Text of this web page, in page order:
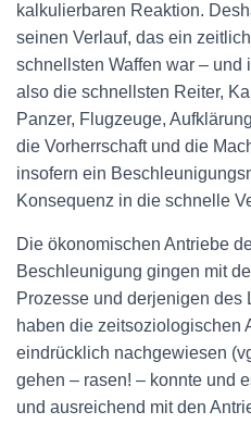
kalkulierbaren Reaktion.
seinen Verlauf, das ein
schnellsten Waffen war – und
also die schnellsten Reiter,
Panzer, Flugzeuge,
die Vorherrschaft und die
insofern ein
Konsequenz in die schnelle
Die ökonomischen Antriebe
Beschleunigung gingen mit
Prozesse und derjenigen des
haben die zeitsoziologischen
eindrücklich nachgewiesen
gehen – rasen! – konnte und
und ausreichend mit den